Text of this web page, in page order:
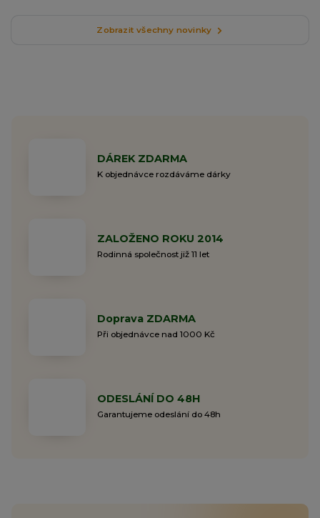
Zobrazit všechny novinky
DÁREK ZDARMA
K objednávce rozdáváme dárky
ZALOŽENO ROKU 2014
Rodinná společnost již 11 let
Doprava ZDARMA
Při objednávce nad 1000 Kč
ODESLÁNÍ DO 48H
Garantujeme odeslání do 48h